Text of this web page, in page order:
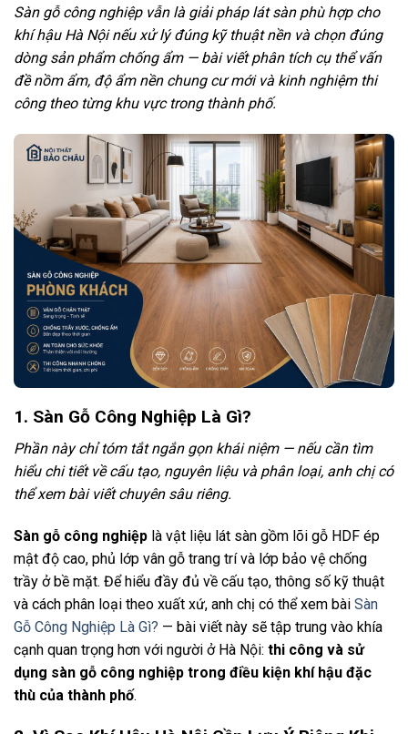
Sàn gỗ công nghiệp vẫn là giải pháp lát sàn phù hợp cho
khí hậu Hà Nội nếu xử lý đúng kỹ thuật nền và chọn đúng
dòng sản phẩm chống ẩm — bài viết phân tích cụ thể vấn
đề nồm ẩm, độ ẩm nền chung cư mới và kinh nghiệm thi
công theo từng khu vực trong thành phố.
1. Sàn Gỗ Công Nghiệp Là Gì?
Phần này chỉ tóm tắt ngắn gọn khái niệm — nếu cần tìm
hiểu chi tiết về cấu tạo, nguyên liệu và phân loại, anh chị có
thể xem bài viết chuyên sâu riêng.
Sàn gỗ công nghiệp là vật liệu lát sàn gồm lõi gỗ HDF ép
mật độ cao, phủ lớp vân gỗ trang trí và lớp bảo vệ chống
trầy ở bề mặt. Để hiểu đầy đủ về cấu tạo, thông số kỹ thuật
và cách phân loại theo xuất xứ, anh chị có thể xem bài Sàn
Gỗ Công Nghiệp Là Gì? — bài viết này sẽ tập trung vào khía
cạnh quan trọng hơn với người ở Hà Nội: thi công và sử
dụng sàn gỗ công nghiệp trong điều kiện khí hậu đặc
thù của thành phố.